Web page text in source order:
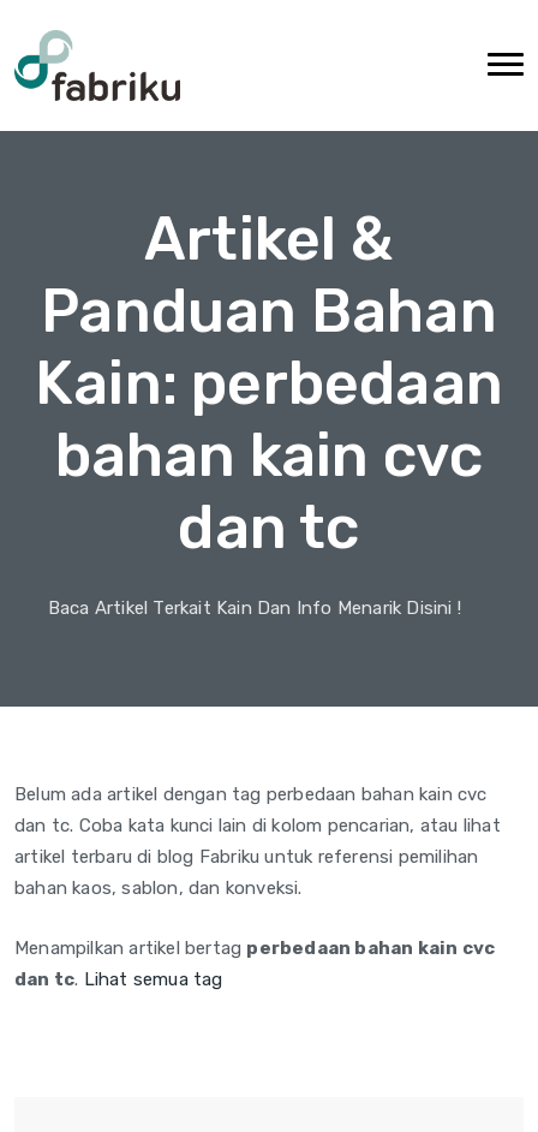
Artikel &
Panduan Bahan
Kain: perbedaan
bahan kain cvc
dan tc
Baca Artikel Terkait Kain Dan Info Menarik Disini !
Belum ada artikel dengan tag perbedaan bahan kain cvc
dan tc. Coba kata kunci lain di kolom pencarian, atau lihat
artikel terbaru di blog Fabriku untuk referensi pemilihan
bahan kaos, sablon, dan konveksi.
Menampilkan artikel bertag perbedaan bahan kain cvc
dan tc. Lihat semua tag